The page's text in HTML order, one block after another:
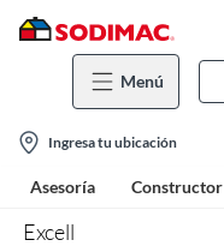
Menú
location-
icon
Ingresa tu ubicación
Asesoría Constructor
Excell